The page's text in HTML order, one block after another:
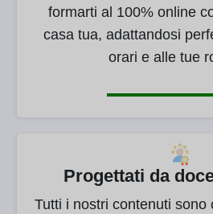
formarti al 100% online
casa tua, adattandosi
orari e alle tue
Progettati da
Tutti i nostri contenuti sono